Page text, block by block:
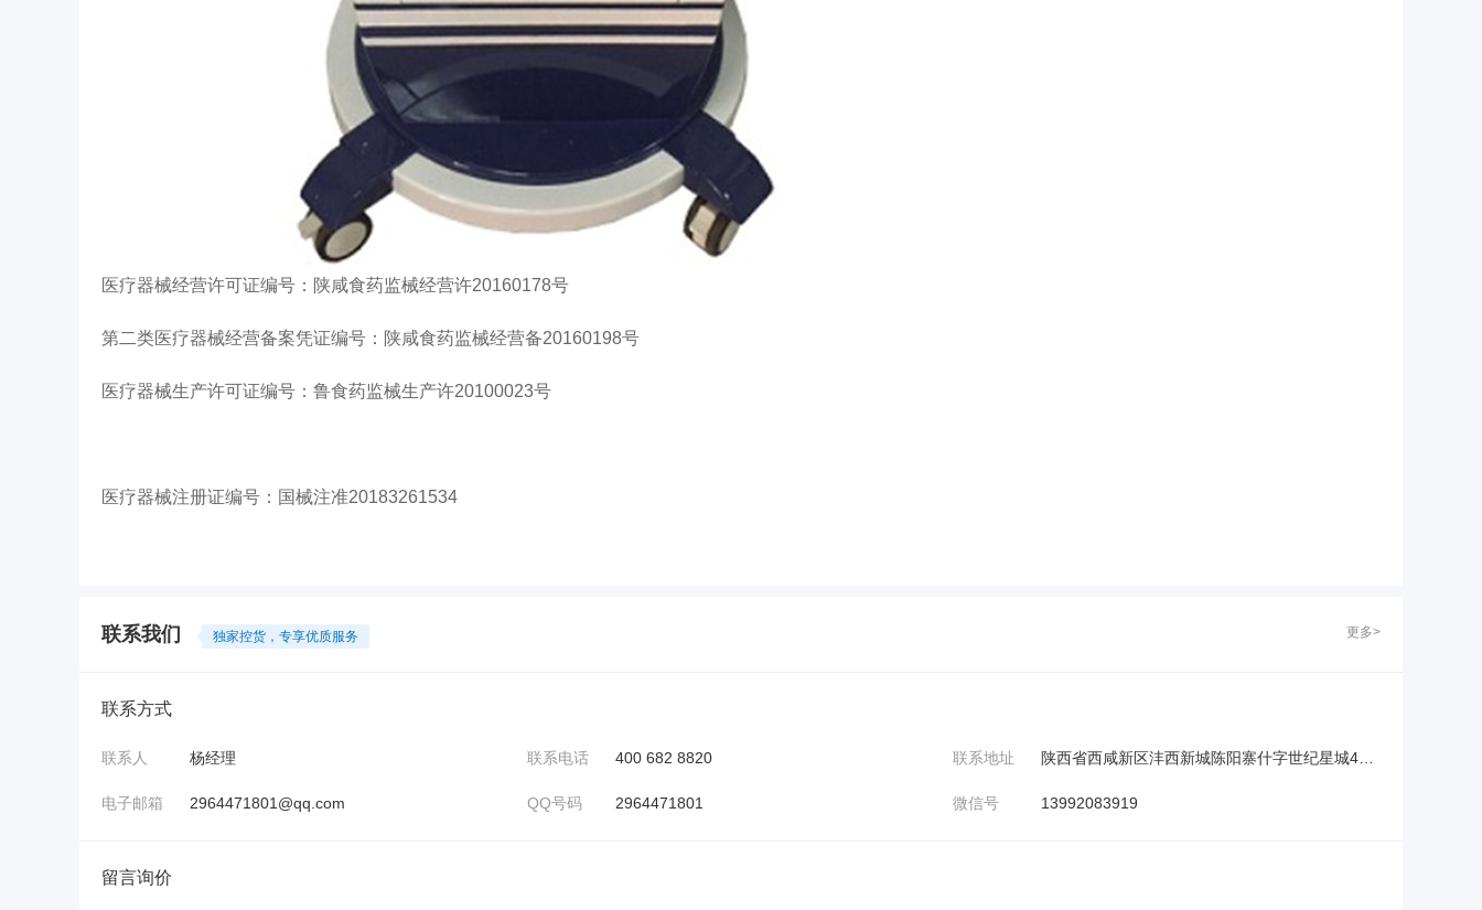
医疗器械经营许可证编号：陕咸食药监械经营许20160178号
第二类医疗器械经营备案凭证编号：陕咸食药监械经营备20160198号
医疗器械生产许可证编号：鲁食药监械生产许20100023号
医疗器械注册证编号：国械注准20183261534
联系我们 独家控货，专享优质服务 更多>
联系方式
联系人 杨经理 联系电话 400 682 8820 联系地址
电子邮箱 2964471801@qq.com QQ号码 2964471801 微信号 13992083919
留言询价